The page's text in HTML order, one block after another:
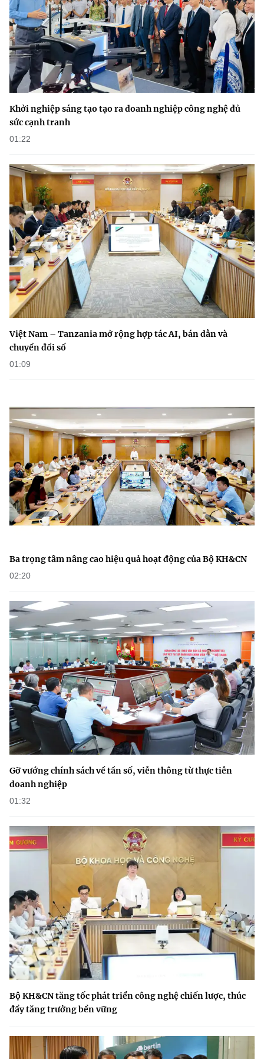
(Ghi rõ nguồn "https://mst.gov.vn" khi phát hành lại thông tin từ
website này)
Khởi nghiệp sáng tạo tạo ra doanh nghiệp công nghệ đủ
sức cạnh tranh
01:22
Việt Nam – Tanzania mở rộng hợp tác AI, bán dẫn và
chuyển đổi số
01:09
Ba trọng tâm nâng cao hiệu quả hoạt động của Bộ KH&CN
02:20
Gỡ vướng chính sách về tần số, viễn thông từ thực tiễn
doanh nghiệp
01:32
Bộ KH&CN tăng tốc phát triển công nghệ chiến lược, thúc
đẩy tăng trưởng bền vững